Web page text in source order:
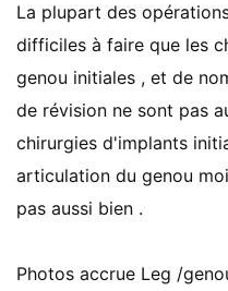
La plupart des
difficiles à faire que les
genou initiales , et de
de révision ne sont pas
chirurgies d'implants
articulation du genou
pas aussi bien .
Photos accrue Leg /